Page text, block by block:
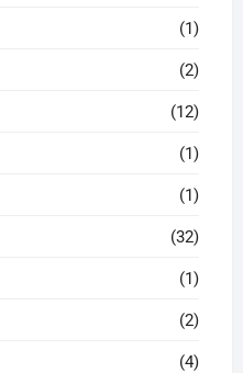
(1)
(2)
(12)
(1)
(1)
(32)
(1)
(2)
(4)